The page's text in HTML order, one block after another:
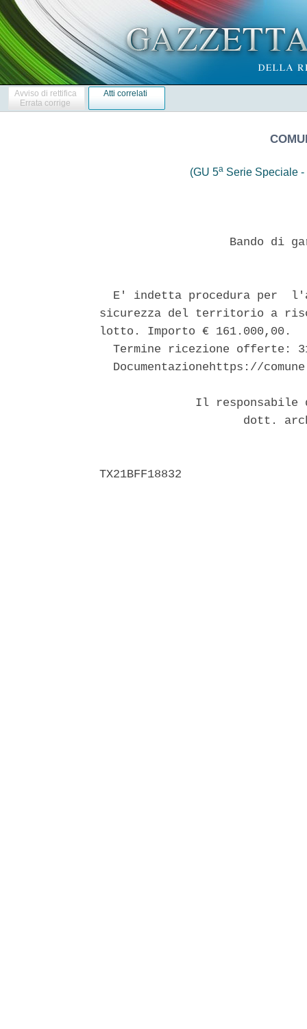
Avviso di rettifica
Errata corrige
Atti correlati
(GU 5aSerie Speciale -
Bando di
E' indetta procedura per
sicurezza del territorio a
lotto. Importo € 161.000,00.
Termine ricezione offerte:
Documentazionehttps://
Il
dott.